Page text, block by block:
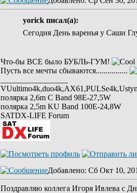
yorick писал(а):
Сегодня День варенья у Саши
Что-бы ВСЕ было БУБЛЬ-ГУМ!
Пусть все мечты сбываются................
полярка 2,6m С Band 98Е-27,5W
полярка 2,5m KU Band 100E-24,8W
SATDX-LIFE Forum
Добавлено: Сб Окт 10,
Поздравляю коллега Игоря Ивлева с